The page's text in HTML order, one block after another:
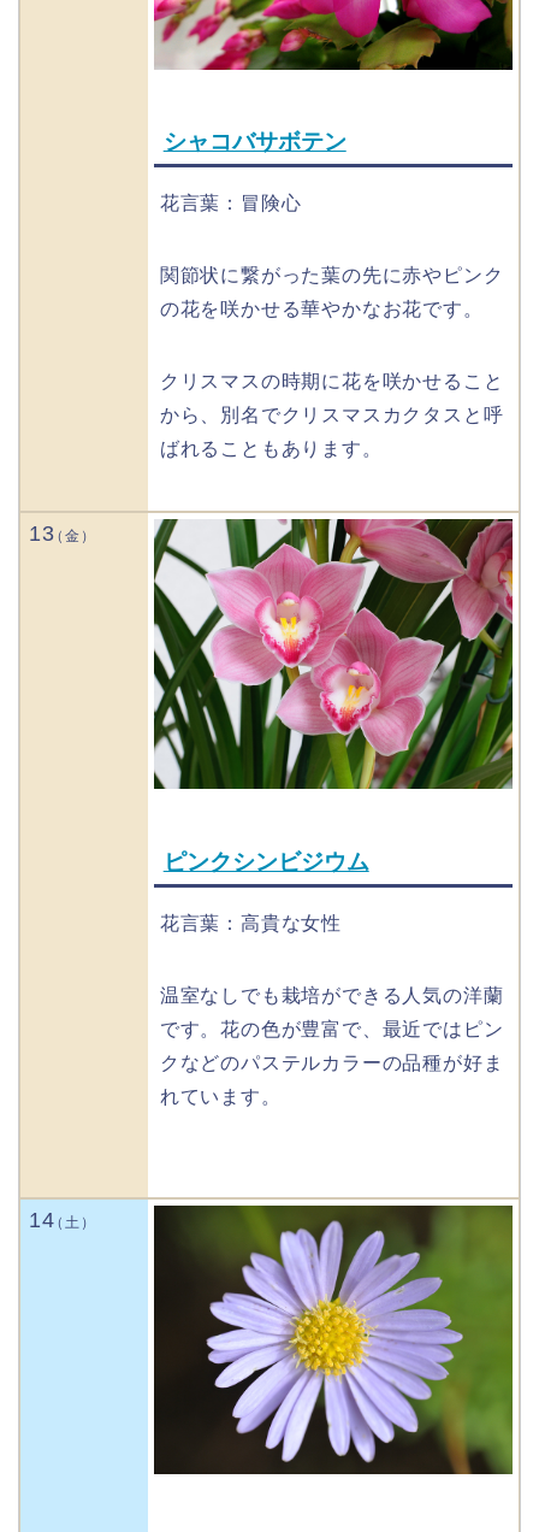
シャコバサボテン
花言葉：冒険心
関節状に繋がった葉の先に赤やピンク
の花を咲かせる華やかなお花です。
クリスマスの時期に花を咲かせること
から、別名でクリスマスカクタスと呼
ばれることもあります。
13
ピンクシンビジウム
花言葉：高貴な女性
温室なしでも栽培ができる人気の洋蘭
です。花の色が豊富で、最近ではピン
クなどのパステルカラーの品種が好ま
れています。
14